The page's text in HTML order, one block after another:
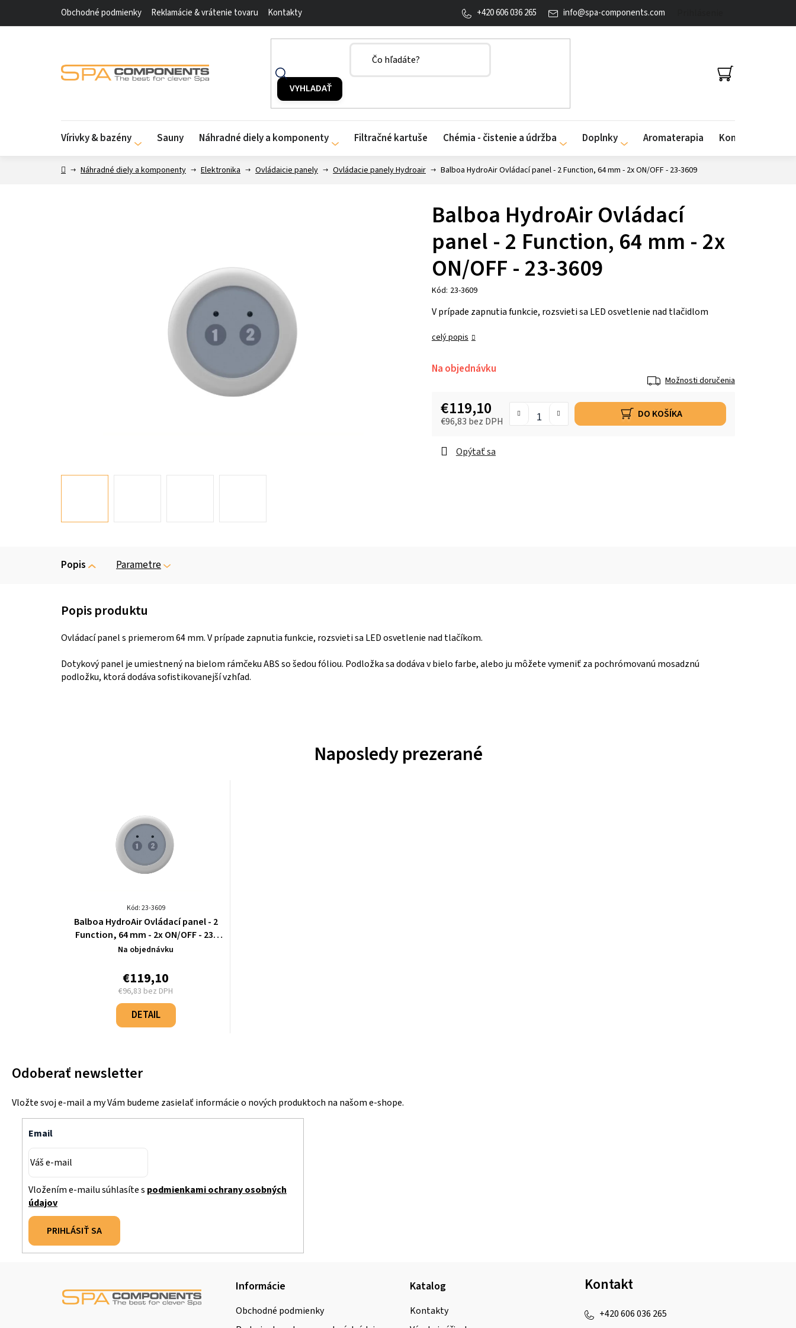
Obchodné podmienky Reklamácie & vrátenie tovaru Kontakty info@spa-components.com
+420 606 036 265
NÁKUPNÝ
KOŠÍK
Vírivky & bazény Sauny Náhradné diely a komponenty Filtračné kartuše Chémia - čistenie a údržba Doplnky Aromaterapia Kontakty
DomovNáhradné diely a komponenty Elektronika Ovládaicie panely Ovládacie panely Hydroair Balboa HydroAir Ovládací panel - 2 Function, 64 mm - 2x ON/OFF - 23-3609
Balboa HydroAir Ovládací
panel - 2 Function, 64 mm - 2x
ON/OFF - 23-3609
Kód: 23-3609
V prípade zapnutia funkcie, rozsvieti sa LED osvetlenie nad tlačidlom
celý popis
Na objednávku
Možnosti doručenia
€119,10
€96,83 bez DPH
DO KOŠÍKA
Opýtať sa
Popis Parametre
Ovládací panel s priemerom 64 mm. V prípade zapnutia funkcie, rozsvieti sa LED osvetlenie nad tlačíkom.
Dotykový panel je umiestnený na bielom rámčeku ABS so šedou fóliou. Podložka sa dodáva v bielo farbe, alebo ju môžete vymeniť za pochrómovanú mosadznú
podložku, ktorá dodáva sofistikovanejší vzhľad.
Naposledy prezerané
Kód: 23-3609
Balboa HydroAir Ovládací panel - 2
Function, 64 mm - 2x ON/OFF - 23-
3609
Na objednávku
€119,10
€96,83 bez DPH
Jednotková
cena:
DETAIL
Odoberať newsletter
Vložte svoj e-mail a my Vám budeme zasielať informácie o nových produktoch na našom e-shope.
Email
Vložením e-mailu súhlasíte s podmienkami ochrany osobných
údajov
PRIHLÁSIŤ SA
Informácie
Obchodné podmienky
Katalog
Kontakty
Kontakt
+420 606 036 265